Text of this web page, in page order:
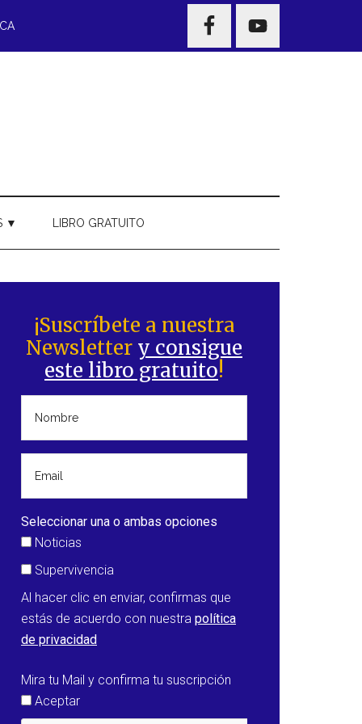
NAV
WIDGET
▼ LIBRO GRATUITO
¡Suscríbete a nuestra
Newsletter y consigue
este libro gratuito!
Seleccionar una o ambas opciones
Noticias
Supervivencia
Al hacer clic en enviar, confirmas que
estás de acuerdo con nuestra política
de privacidad
Mira tu Mail y confirma tu suscripción
Aceptar